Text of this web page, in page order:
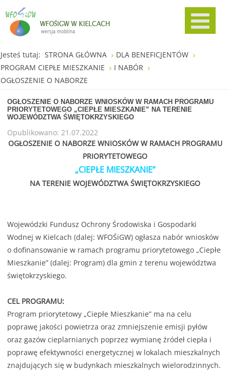
Jesteś tutaj: STRONA GŁÓWNA
DLA BENEFICJENTÓW
PROGRAM CIEPŁE MIESZKANIE
I NABÓR
OGŁOSZENIE O NABORZE
OGŁOSZENIE O NABORZE WNIOSKÓW W RAMACH PROGRAMU
PRIORYTETOWEGO „CIEPŁE MIESZKANIE” NA TERENIE
WOJEWÓDZTWA ŚWIĘTOKRZYSKIEGO
Opublikowano: 21.07.2022
OGŁOSZENIE O NABORZE WNIOSKÓW W RAMACH PROGRAMU
PRIORYTETOWEGO
„CIEPŁE MIESZKANIE”
NA TERENIE WOJEWÓDZTWA ŚWIĘTOKRZYSKIEGO
Wojewódzki Fundusz Ochrony Środowiska i Gospodarki
Wodnej w Kielcach (dalej: WFOŚiGW) ogłasza nabór wniosków
o dofinansowanie w ramach programu priorytetowego „Ciepłe
Mieszkanie” (dalej: Program) dla gmin z terenu województwa
świętokrzyskiego.
CEL PROGRAMU:
Program priorytetowy „Ciepłe Mieszkanie” ma na celu
poprawę jakości powietrza oraz zmniejszenie emisji pyłów
oraz gazów cieplarnianych poprzez wymianę źródeł ciepła i
poprawę efektywności energetycznej w lokalach mieszkalnych
znajdujących się w budynkach mieszkalnych wielorodzinnych.